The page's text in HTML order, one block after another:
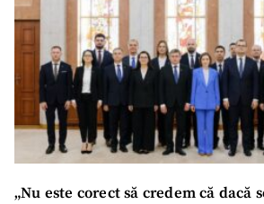
„Nu este corect să credem că dacă
Titlu știre+ Adaugă titlu
Fotografie
+ Încarcă imagine
Link media+ Link media